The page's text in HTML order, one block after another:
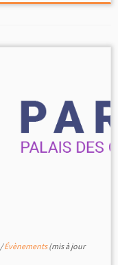
/Évènements(mis à jour